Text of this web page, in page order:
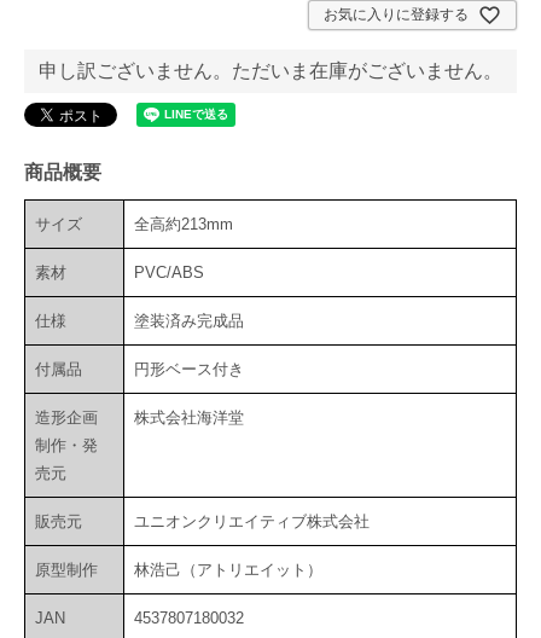
お気に入りに登録する
申し訳ございません。ただいま在庫がございません。
商品概要
サイズ 全高約213mm
素材 PVC/ABS
仕様 塗装済み完成品
付属品 円形ベース付き
造形企画
制作・発
売元
株式会社海洋堂
販売元 ユニオンクリエイティブ株式会社
原型制作 林浩己（アトリエイット）
JAN 4537807180032